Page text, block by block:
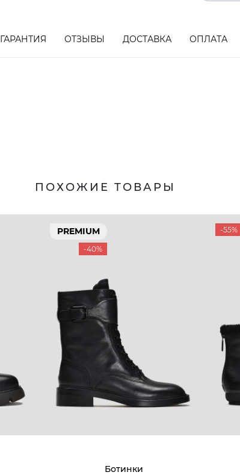
ГАРАНТИЯ ОТЗЫВЫ ДОСТАВКА ОПЛАТА
ПОХОЖИЕ ТОВАРЫ
PREMIUM
-40%
Ботинки
-55%